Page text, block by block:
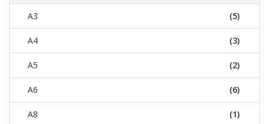
A3 (5)
A4 (3)
A5 (2)
A6 (6)
A8 (1)